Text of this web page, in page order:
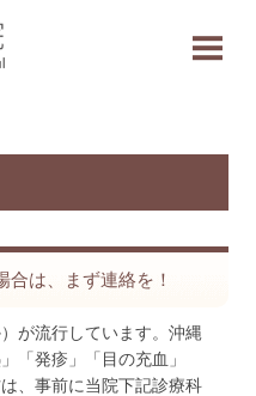
合は、まず連絡を！
が流行しています。沖縄
「発疹」「目の充血」
、事前に当院下記診療科